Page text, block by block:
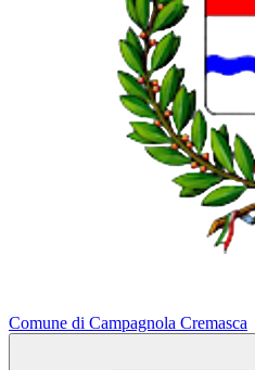
Comune di Campagnola Cremasca